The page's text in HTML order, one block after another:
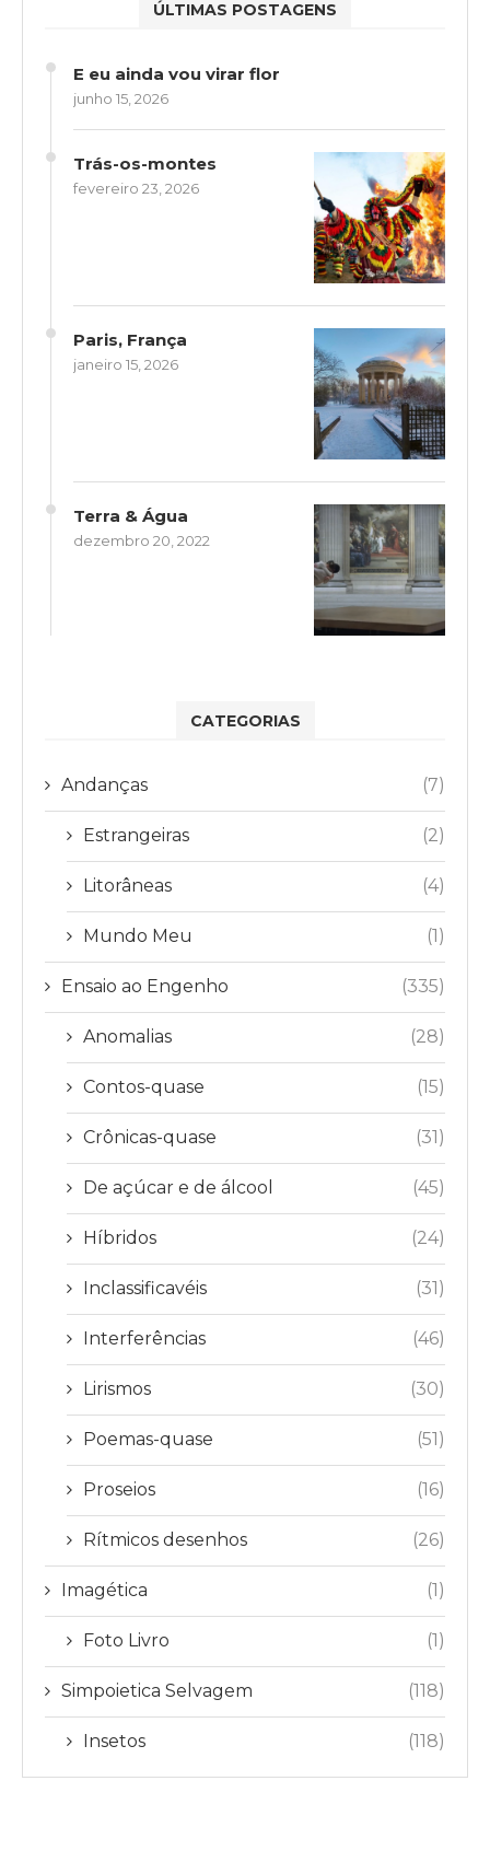
ÚLTIMAS POSTAGENS
E eu ainda vou virar flor
junho 15, 2026
Trás-os-montes
fevereiro 23, 2026
Paris, França
janeiro 15, 2026
Terra & Água
dezembro 20, 2022
CATEGORIAS
Andanças (7)
Estrangeiras (2)
Litorâneas (4)
Mundo Meu (1)
Ensaio ao Engenho (335)
Anomalias (28)
Contos-quase (15)
Crônicas-quase (31)
De açúcar e de álcool (45)
Híbridos (24)
Inclassificavéis (31)
Interferências (46)
Lirismos (30)
Poemas-quase (51)
Proseios (16)
Rítmicos desenhos (26)
Imagética (1)
Foto Livro (1)
Simpoietica Selvagem (118)
Insetos (118)